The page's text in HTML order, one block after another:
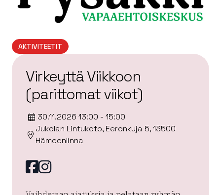
AKTIVITEETIT
Virkeyttä Viikkoon
(parittomat viikot)
30.11.2026 13:00 - 15:00
Jukolan Lintukoto, Eeronkuja 5, 13500
Hämeenlinna
Facebook
instagram